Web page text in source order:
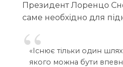
Президент Лоренцо
саме необхідно для
«Існює тільки один
якого можна бути